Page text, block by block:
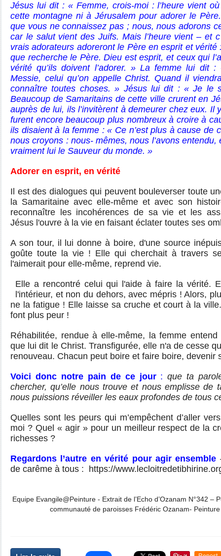
Jésus lui dit : « Femme, crois-moi : l’heure vient
cette montagne ni à Jérusalem pour adorer le
que vous ne connaissez pas ; nous, nous adorons
car le salut vient des Juifs. Mais l’heure vient – et
vrais adorateurs adoreront le Père en esprit et
que recherche le Père. Dieu est esprit, et ceux qui
vérité qu’ils doivent l’adorer. » La femme lui dit
Messie, celui qu’on appelle Christ. Quand il
connaître toutes choses. » Jésus lui dit : « Je le
Beaucoup de Samaritains de cette ville crurent en
auprès de lui, ils l’invitèrent à demeurer chez eux. Il
furent encore beaucoup plus nombreux à croire à
ils disaient à la femme : « Ce n’est plus à cause de
nous croyons : nous- mêmes, nous l’avons entendu,
vraiment lui le Sauveur du monde. »
Adorer en esprit, en vérité
Il est des dialogues qui peuvent bouleverser toute
la Samaritaine avec elle-même et avec son
reconnaître les incohérences de sa vie et les
Jésus l'ouvre à la vie en faisant éclater toutes ses
A son tour, il lui donne à boire, d'une source
goûte toute la vie ! Elle qui cherchait à travers
l'aimerait pour elle-même, reprend vie.
Elle a rencontré celui qui l'aide à faire la vérité.
l'intérieur, et non du dehors, avec mépris ! Alors,
ne la fatigue ! Elle laisse sa cruche et court à la
font plus peur !
Réhabilitée, rendue à elle-même, la femme
que lui dit le Christ. Transfigurée, elle n'a de cesse
renouveau. Chacun peut boire et faire boire, devenir
Voici donc notre pain de ce jour : que ta
chercher, qu’elle nous trouve et nous emplisse de
nous puissions réveiller les eaux profondes de tous
Quelles sont les peurs qui m’empêchent d’aller
moi ? Quel « agir » pour un meilleur respect de la
richesses ?
Regardons l’autre en vérité pour agir ensemble
de carême à tous : https://
Equipe Evangile@Peinture - Extrait de l’Echo d’Ozanam N°342 –
communauté de paroisses Frédéric Ozanam-